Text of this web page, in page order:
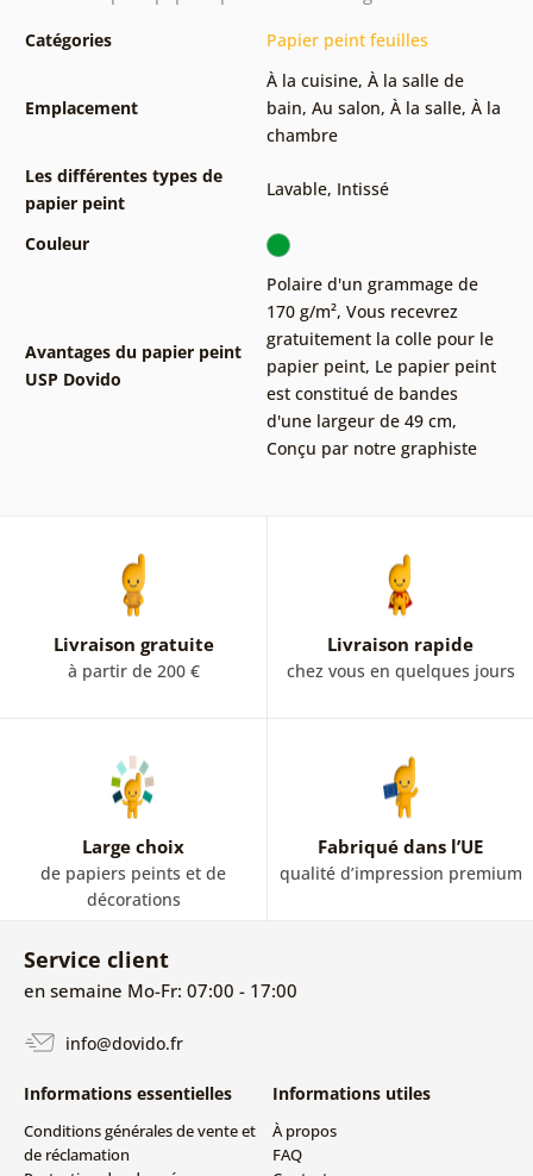
Catégories Papier peint feuilles
Emplacement
À la cuisine, À la salle de
bain, Au salon, À la salle, À la
chambre
Les différentes types de
papier peint
Lavable, Intissé
Couleur
Avantages du papier peint
USP Dovido
Polaire d'un grammage de
170 g/m², Vous recevrez
gratuitement la colle pour le
papier peint, Le papier peint
est constitué de bandes
d'une largeur de 49 cm,
Conçu par notre graphiste
Livraison gratuite
à partir de 200 €
Livraison rapide
chez vous en quelques jours
Large choix
de papiers peints et de
décorations
Fabriqué dans l’UE
qualité d’impression premium
Service client
en semaine Mo-Fr: 07:00 - 17:00
info@dovido.fr
Informations essentielles
Conditions générales de vente et
de réclamation
Informations utiles
À propos
FAQ